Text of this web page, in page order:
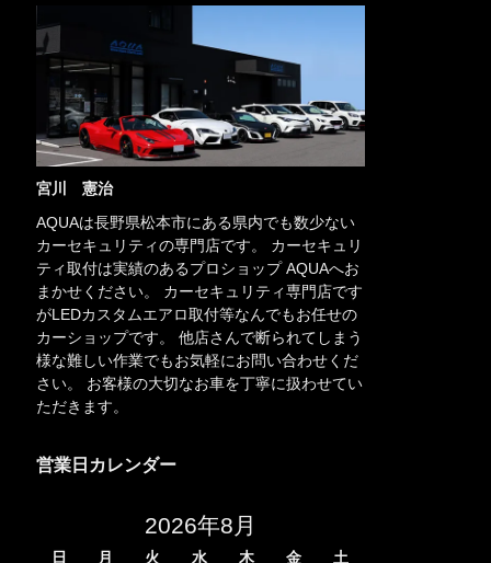
宮川 憲治
AQUAは長野県松本市にある県内でも数少ない
カーセキュリティの専門店です。 カーセキュリ
ティ取付は実績のあるプロショップ AQUAへお
まかせください。 カーセキュリティ専門店です
がLEDカスタムエアロ取付等なんでもお任せの
カーショップです。 他店さんで断られてしまう
様な難しい作業でもお気軽にお問い合わせくだ
さい。 お客様の大切なお車を丁寧に扱わせてい
ただきます。
営業日カレンダー
2026年8月
日 月 火 水 木 金
土